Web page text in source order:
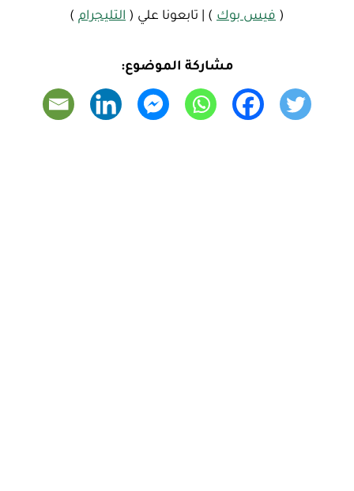
( فيس بوك ) | تابعونا علي ( التليجرام )
مشاركة الموضوع: